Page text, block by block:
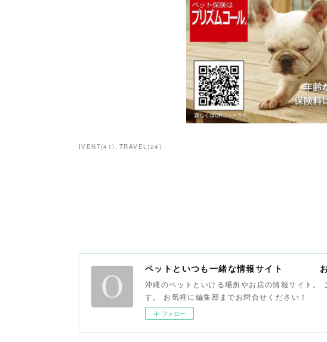
IVENT(41) TRAVEL(24 )
ペットといつも一緒な情報サイト お
沖縄のペットといける場所やお店の情報サイト。
す。 お気軽に編集部までお問合せください！
フォロー